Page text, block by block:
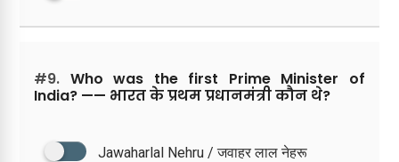
#9. Who was the first Prime Minister of
India? —— भारत के प्रथम प्रधानमंत्री कौन थे?
Jawaharlal Nehru / जवाहर लाल नेहरू